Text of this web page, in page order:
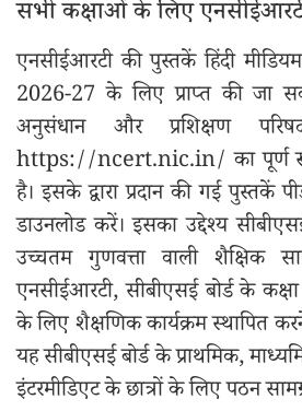
सभी कक्षाओं के लिए
एनसीईआरटी की पुस्तकें हिंदी
2026-27 के लिए प्राप्त की जा
अनुसंधान और प्रशिक्षण
https://ncert.nic.in/ का पूर्ण
है। इसके द्वारा प्रदान की गई
डाउनलोड करें। इसका उद्देश्य
उच्चतम गुणवत्ता वाली शैक्षिक
एनसीईआरटी, सीबीएसई बोर्ड के
के लिए शैक्षणिक कार्यक्रम स्थापित
यह सीबीएसई बोर्ड के प्राथमिक,
इंटरमीडिएट के छात्रों के लिए पठन